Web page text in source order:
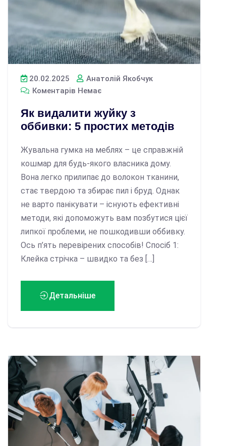
20.02.2025
Анатолій Якобчук
Коментарів Немає
Як видалити жуйку з
оббивки: 5 простих методів
Жувальна гумка на меблях – це справжній
кошмар для будь-якого власника дому.
Вона легко прилипає до волокон тканини,
стає твердою та збирає пил і бруд. Однак
не варто панікувати – існують ефективні
методи, які допоможуть вам позбутися цієї
липкої проблеми, не пошкодивши оббивку.
Ось п’ять перевірених способів! Спосіб 1:
Клейка стрічка – швидко та без […]
Детальніше